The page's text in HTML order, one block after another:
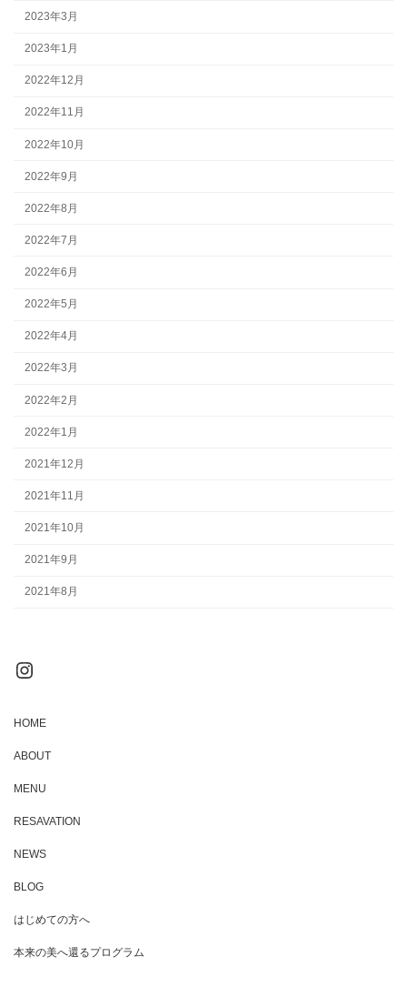
2023年3月
2023年1月
2022年12月
2022年11月
2022年10月
2022年9月
2022年8月
2022年7月
2022年6月
2022年5月
2022年4月
2022年3月
2022年2月
2022年1月
2021年12月
2021年11月
2021年10月
2021年9月
2021年8月
Instagram
HOME
ABOUT
MENU
RESAVATION
NEWS
BLOG
はじめての方へ
本来の美へ還るプログラム